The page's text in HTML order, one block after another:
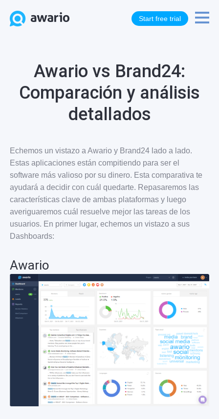
Start free trial
Awario vs Brand24:
Comparación y análisis
detallados
Echemos un vistazo a Awario y Brand24 lado a lado.
Estas aplicaciones están compitiendo para ser el
software más valioso por su dinero. Esta comparativa te
ayudará a decidir con cuál quedarte. Repasaremos las
características clave de ambas plataformas y luego
averiguaremos cuál resuelve mejor las tareas de los
usuarios. En primer lugar, echemos un vistazo a sus
Dashboards:
Awario